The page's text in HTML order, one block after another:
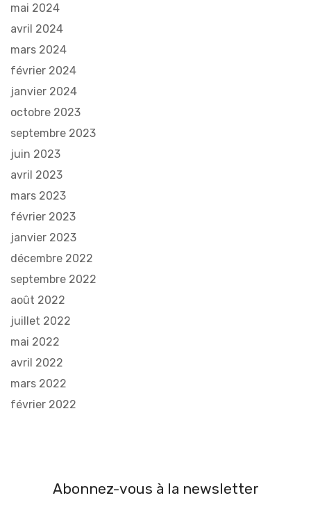
mai 2024
avril 2024
mars 2024
février 2024
janvier 2024
octobre 2023
septembre 2023
juin 2023
avril 2023
mars 2023
février 2023
janvier 2023
décembre 2022
septembre 2022
août 2022
juillet 2022
mai 2022
avril 2022
mars 2022
février 2022
Abonnez-vous à la newsletter